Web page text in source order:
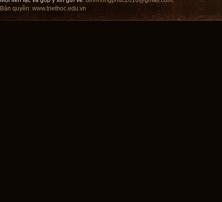
Bản quyền: www.triethoc.edu.vn